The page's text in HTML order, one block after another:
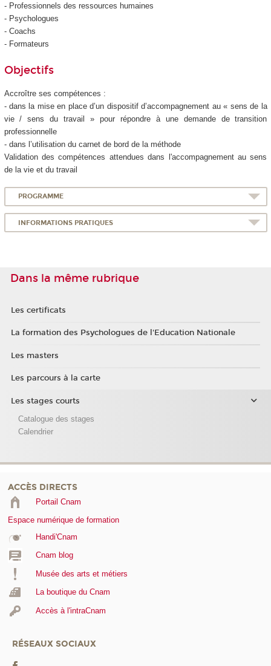
- Professionnels des ressources humaines
- Psychologues
- Coachs
- Formateurs
Objectifs
Accroître ses compétences :
- dans la mise en place d’un dispositif d’accompagnement au « sens de la
vie / sens du travail » pour répondre à une demande de transition
professionnelle
- dans l’utilisation du carnet de bord de la méthode
Validation des compétences attendues dans l'accompagnement au sens
de la vie et du travail
PROGRAMME
INFORMATIONS PRATIQUES
Dans la même rubrique
Les certificats
La formation des Psychologues de l'Education Nationale
Les masters
Les parcours à la carte
Les stages courts
Catalogue des stages
Calendrier
ACCÈS DIRECTS
Portail Cnam
Espace numérique de formation
Handi'Cnam
Cnam blog
Musée des arts et métiers
La boutique du Cnam
Accès à l'intraCnam
RÉSEAUX SOCIAUX